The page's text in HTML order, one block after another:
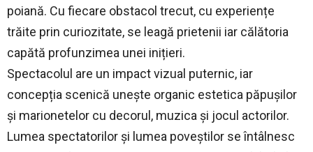
poiană. Cu fiecare obstacol trecut, cu experiențe
trăite prin curiozitate, se leagă prietenii iar călătoria
capătă profunzimea unei inițieri.
Spectacolul are un impact vizual puternic, iar
concepția scenică unește organic estetica păpușilor
și marionetelor cu decorul, muzica și jocul actorilor.
Lumea spectatorilor și lumea poveștilor se întâlnesc